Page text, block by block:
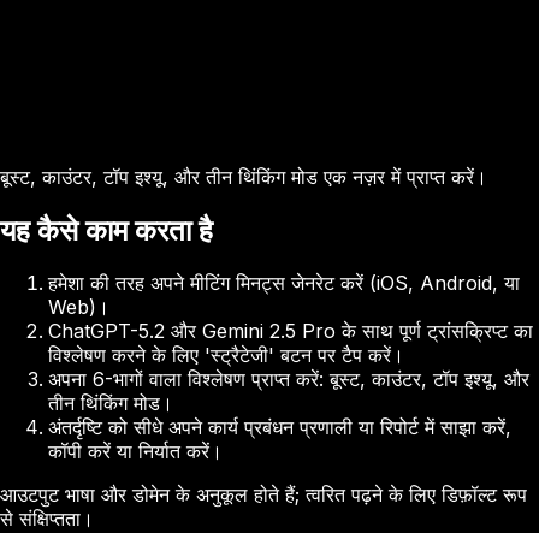
बूस्ट, काउंटर, टॉप इश्यू, और तीन थिंकिंग मोड एक नज़र में प्राप्त करें।
यह कैसे काम करता है
हमेशा की तरह अपने मीटिंग मिनट्स जेनरेट करें (iOS, Android, या
Web)।
ChatGPT-5.2 और Gemini 2.5 Pro के साथ पूर्ण ट्रांसक्रिप्ट का
विश्लेषण करने के लिए 'स्ट्रैटेजी' बटन पर टैप करें।
अपना 6-भागों वाला विश्लेषण प्राप्त करें: बूस्ट, काउंटर, टॉप इश्यू, और
तीन थिंकिंग मोड।
अंतर्दृष्टि को सीधे अपने कार्य प्रबंधन प्रणाली या रिपोर्ट में साझा करें,
कॉपी करें या निर्यात करें।
आउटपुट भाषा और डोमेन के अनुकूल होते हैं; त्वरित पढ़ने के लिए डिफ़ॉल्ट रूप
से संक्षिप्तता।